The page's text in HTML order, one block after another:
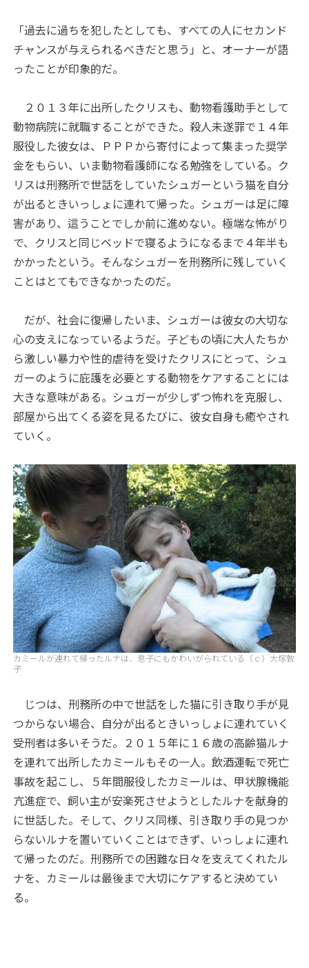
「過去に過ちを犯したとしても、すべての人にセカンド
チャンスが与えられるべきだと思う」と、オーナーが語
ったことが印象的だ。
２０１３年に出所したクリスも、動物看護助手として
動物病院に就職することができた。殺人未遂罪で１４年
服役した彼女は、ＰＰＰから寄付によって集まった奨学
金をもらい、いま動物看護師になる勉強をしている。ク
リスは刑務所で世話をしていたシュガーという猫を自分
が出るときいっしょに連れて帰った。シュガーは足に障
害があり、這うことでしか前に進めない。極端な怖がり
で、クリスと同じベッドで寝るようになるまで４年半も
かかったという。そんなシュガーを刑務所に残していく
ことはとてもできなかったのだ。
だが、社会に復帰したいま、シュガーは彼女の大切な
心の支えになっているようだ。子どもの頃に大人たちか
ら激しい暴力や性的虐待を受けたクリスにとって、シュ
ガーのように庇護を必要とする動物をケアすることには
大きな意味がある。シュガーが少しずつ怖れを克服し、
部屋から出てくる姿を見るたびに、彼女自身も癒やされ
ていく。
カミールが連れて帰ったルナは、息子にもかわいがられている（ｃ）大塚敦
子
じつは、刑務所の中で世話をした猫に引き取り手が見
つからない場合、自分が出るときいっしょに連れていく
受刑者は多いそうだ。２０１５年に１６歳の高齢猫ルナ
を連れて出所したカミールもその一人。飲酒運転で死亡
事故を起こし、５年間服役したカミールは、甲状腺機能
亢進症で、飼い主が安楽死させようとしたルナを献身的
に世話した。そして、クリス同様、引き取り手の見つか
らないルナを置いていくことはできず、いっしょに連れ
て帰ったのだ。刑務所での困難な日々を支えてくれたル
ナを、カミールは最後まで大切にケアすると決めてい
る。